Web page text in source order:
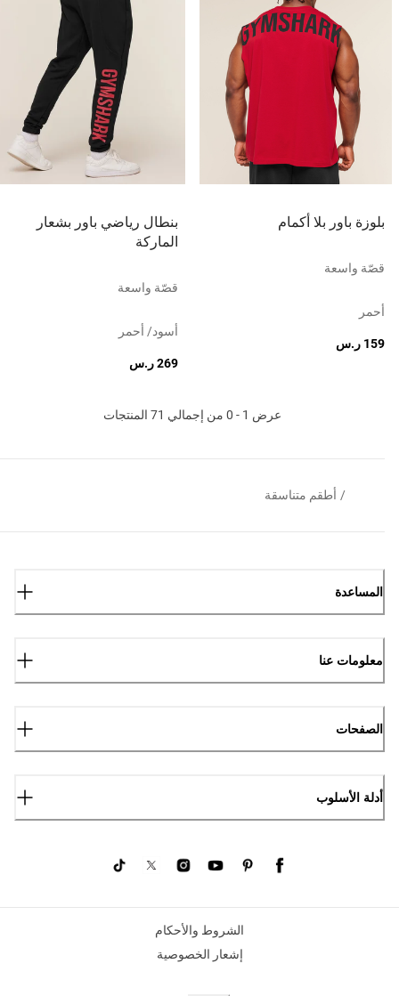
بلوزة باور بلا أكمام
قصّة واسعة
أحمر
159 ر.س
بنطال رياضي باور بشعار
الماركة
قصّة واسعة
أسود/ أحمر
269 ر.س
عرض 1 - 0 من إجمالي 71 المنتجات
/ أطقم متناسقة
المساعدة
معلومات عنا
الصفحات
أدلة الأسلوب
الشروط والأحكام
إشعار الخصوصية